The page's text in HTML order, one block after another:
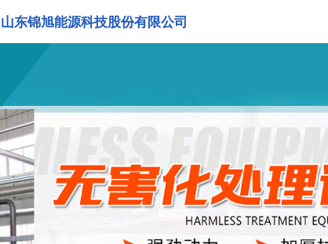
山东锦旭能源科技股份有限公司